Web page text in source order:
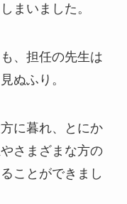
まいました。
、担任の先生は
ぬふり。
に暮れ、とにか
さまざまな方の
ことができまし